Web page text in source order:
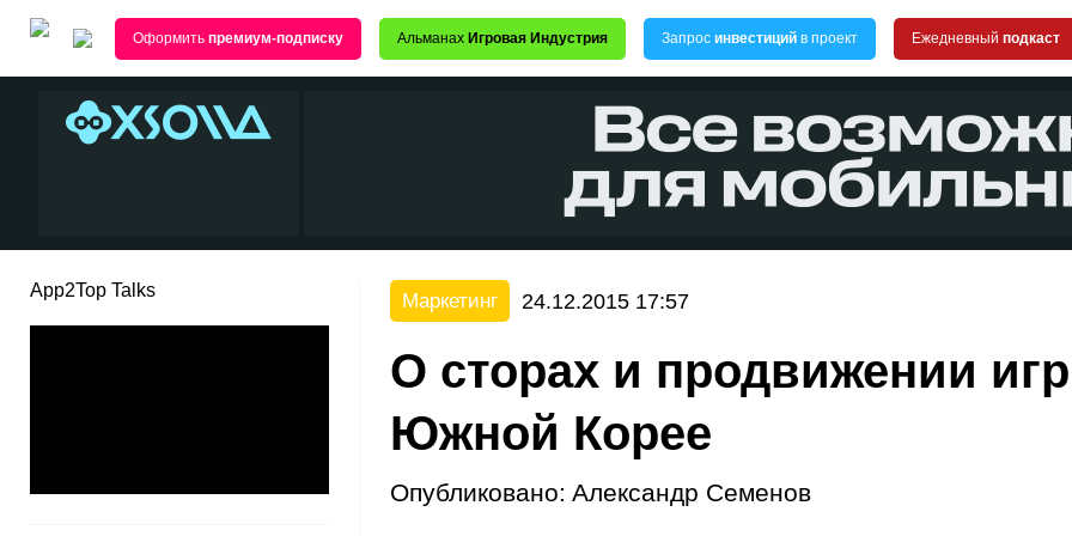
Оформить премиум-подписку Альманах Игровая Индустрия Запрос инвестиций в проект Ежедневный подкаст
App2Top Talks Маркетинг 24.12.2015 17:57
О сторах и продвижении
Южной Корее
Опубликовано: Александр Семенов